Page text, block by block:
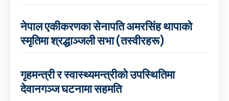
नेपाल एकीकरणका सेनापति अमरसिंह थापाको
स्मृतिमा श्रद्धाञ्जली सभा (तस्वीरहरू)
गृहमन्त्री र स्वास्थ्यमन्त्रीको उपस्थितिमा
देवानगञ्ज घटनामा सहमति